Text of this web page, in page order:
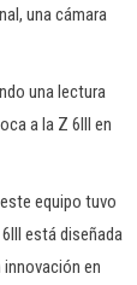
una cámara
una lectura
a la Z 6III en
equipo tuvo
está diseñada
en